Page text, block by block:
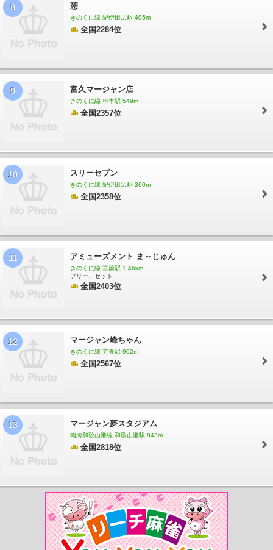
8 憩
きのくに線 紀伊田辺駅 405m
全国2284位
9 富久マージャン店
きのくに線 串本駅 549m
全国2357位
10 スリーセブン
きのくに線 紀伊田辺駅 360m
全国2358位
11 アミューズメント ま～じゅん
きのくに線 宮前駅 1.46km
フリー、セット
全国2403位
12 マージャン峰ちゃん
きのくに線 芳養駅 902m
全国2567位
13 マージャン夢スタジアム
南海和歌山港線 和歌山港駅 843m
全国2818位